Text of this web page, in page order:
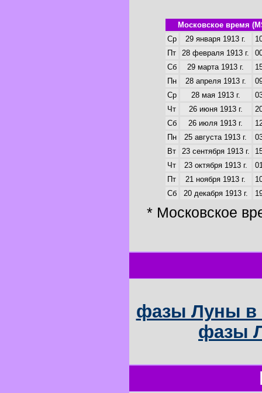
Московское время
Ср
29 января 1913 г.
Пт
28 февраля 1913 г.
Сб
29 марта 1913 г.
Пн
28 апреля 1913 г.
Ср
28 мая 1913 г.
Чт
26 июня 1913 г.
Сб
26 июля 1913 г.
Пн
25 августа 1913 г.
Вт
23 сентября 1913 г.
Чт
23 октября 1913 г.
Пт
21 ноября 1913 г.
Сб
20 декабря 1913 г.
* Московское
фазы Луны в
фазы